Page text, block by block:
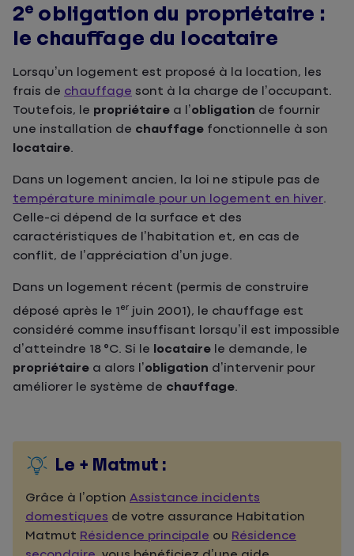
2e obligation du propriétaire :
le chauffage du locataire
Lorsqu’un logement est proposé à la location, les
frais de chauffage sont à la charge de l’occupant.
Toutefois, le propriétaire a l’obligation de fournir
une installation de chauffage fonctionnelle à son
locataire.
Dans un logement ancien, la loi ne stipule pas de
température minimale pour un logement en hiver.
Celle-ci dépend de la surface et des
caractéristiques de l’habitation et, en cas de
conflit, de l’appréciation d’un juge.
Dans un logement récent (permis de construire
déposé après le 1er juin 2001), le chauffage est
considéré comme insuffisant lorsqu’il est impossible
d’atteindre 18 °C. Si le locataire le demande, le
propriétaire a alors l’obligation d’intervenir pour
améliorer le système de chauffage.
Le + Matmut :
Grâce à l’option Assistance incidents
domestiques de votre assurance Habitation
Matmut Résidence principale ou Résidence